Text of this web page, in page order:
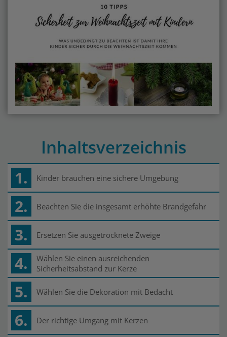
Inhaltsverzeichnis
1. Kinder brauchen eine sichere Umgebung
2. Beachten Sie die insgesamt erhöhte Brandgefahr
3. Ersetzen Sie ausgetrocknete Zweige
4.
Wählen Sie einen ausreichenden
Sicherheitsabstand zur Kerze
5. Wählen Sie die Dekoration mit Bedacht
6. Der richtige Umgang mit Kerzen